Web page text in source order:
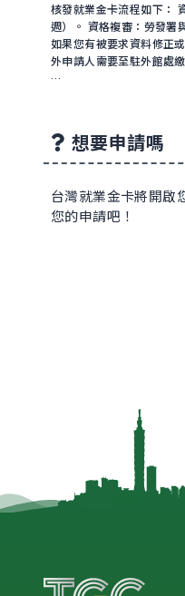
核發就業金卡流程如下：
週）。 資格複審：勞發署
如果您有被要求資料修正
外申請人需要至駐外館處
…
想要申請嗎
台灣就業金卡將開啟
您的申請吧！